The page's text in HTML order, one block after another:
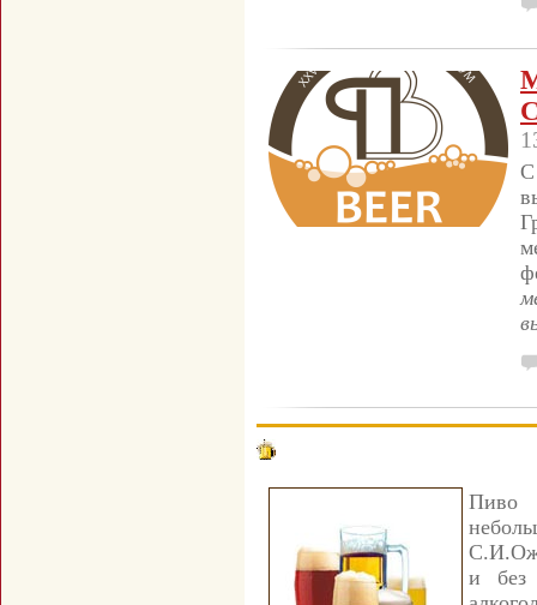
С
Пиво
и без